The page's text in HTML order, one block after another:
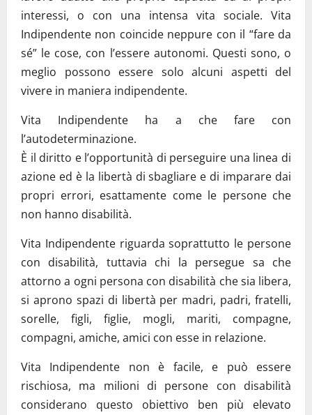
interessi, o con una intensa vita sociale. Vita
Indipendente non coincide neppure con il “fare da
sé” le cose, con l’essere autonomi. Questi sono, o
meglio possono essere solo alcuni aspetti del
vivere in maniera indipendente.
Vita Indipendente ha a che fare con
l’autodeterminazione.
È il diritto e l’opportunità di perseguire una linea di
azione ed è la libertà di sbagliare e di imparare dai
propri errori, esattamente come le persone che
non hanno disabilità.
Vita Indipendente riguarda soprattutto le persone
con disabilità, tuttavia chi la persegue sa che
attorno a ogni persona con disabilità che sia libera,
si aprono spazi di libertà per madri, padri, fratelli,
sorelle, figli, figlie, mogli, mariti, compagne,
compagni, amiche, amici con esse in relazione.
Vita Indipendente non è facile, e può essere
rischiosa, ma milioni di persone con disabilità
considerano questo obiettivo ben più elevato